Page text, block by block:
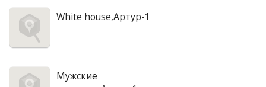
White house,Артур-1
Мужские